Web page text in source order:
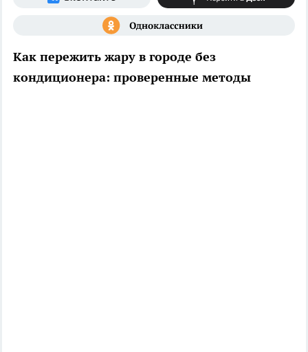
Как пережить жару в городе без
кондиционера: проверенные методы